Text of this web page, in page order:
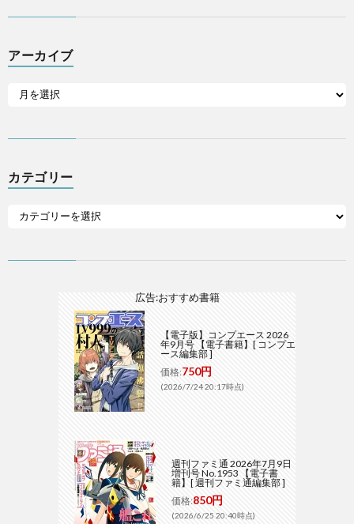
アーカイブ
カテゴリー
広告:おすすめ書籍
【電子版】コンプエース 2026
年9月号 【電子書籍】[ コンプエ
ース編集部 ]
価格:750円
(2026/7/24 20:17時点)
週刊ファミ通 2026年7月9日
増刊号 No.1953 【電子書
籍】[ 週刊ファミ通編集部 ]
価格:850円
(2026/6/25 20:40時点)